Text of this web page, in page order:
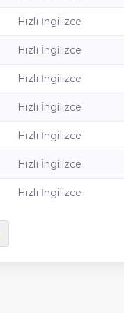
Hızlı İngilizce
Hızlı İngilizce
Hızlı İngilizce
Hızlı İngilizce
Hızlı İngilizce
Hızlı İngilizce
Hızlı İngilizce